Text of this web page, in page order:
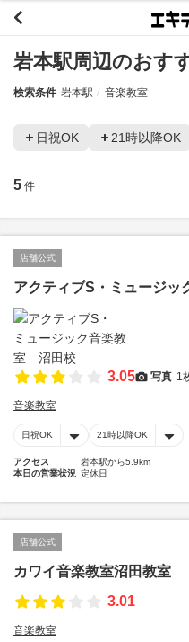
岩本駅周辺のおす
検索条件 岩本駅 音楽教室
日祝OK 21時以降OK
5 件
店舗公式
アクティブS・ミュージ
3.05 写真 1
音楽教室
日祝OK 21時以降OK
アクセス
岩本駅から5.9km
本日の営業状況 定休日
店舗公式
カワイ音楽教室沼田教室
3.01
音楽教室